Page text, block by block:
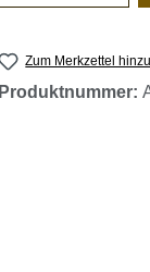
Zum Merkzettel
Produktnummer: